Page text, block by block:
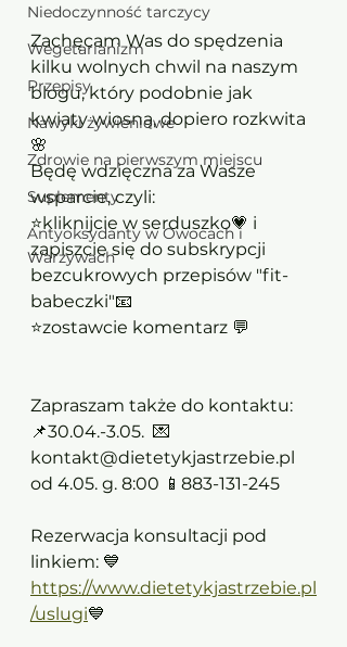
Niedoczynność tarczycy
Wegetarianizm
Przepisy
Nawyki żywieniowe
Zdrowie na pierwszym miejscu
Suplementy
Antyoksydanty w Owocach i
Warzywach
Zachęcam Was do spędzenia
kilku wolnych chwil na naszym
blogu, który podobnie jak
kwiaty wiosną, dopiero rozkwita
🌸
Będę wdzięczna za Wasze
wsparcie, czyli:
⭐kliknijcie w serduszko💗 i
zapiszcie się do subskrypcji
bezcukrowych przepisów "fit-
babeczki"📧
⭐zostawcie komentarz 💬
Zapraszam także do kontaktu:
📌30.04.-3.05.  💌
kontakt@dietetykjastrzebie.pl
od 4.05. g. 8:00 📱883-131-245
Rezerwacja konsultacji pod
linkiem: 💙
https://www.dietetykjastrzebie.pl
/uslugi💙